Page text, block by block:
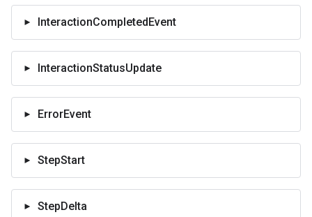
InteractionCompletedEvent
InteractionStatusUpdate
ErrorEvent
StepStart
StepDelta